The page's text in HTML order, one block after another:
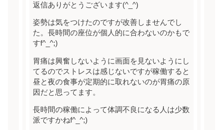
返信ありがとうございます(^_^)
姿勢は気をつけたのですが改善しませんでし
た。長時間の座位が個人的に合わないのかもで
すf^_^;)
胃痛は興奮しないように画面を見ないようにし
てるのでストレスは感じないですが稼働すると
昼と夜の食事が定期的に取れないのが胃痛の原
因だと思ってます。
長時間の稼働によって体調不良になる人は少数
派ですかねf^_^;)